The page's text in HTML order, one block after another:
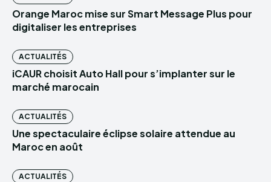
Orange Maroc mise sur Smart Message Plus pour
digitaliser les entreprises
ACTUALITÉS
iCAUR choisit Auto Hall pour s’implanter sur le
marché marocain
ACTUALITÉS
Une spectaculaire éclipse solaire attendue au
Maroc en août
ACTUALITÉS